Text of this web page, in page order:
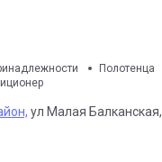
Полотенца
ул Малая Балканская,